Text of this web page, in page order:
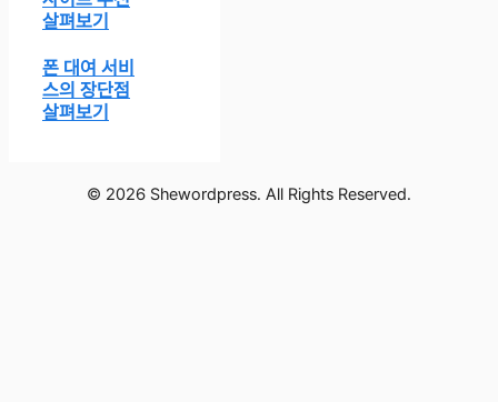
살펴보기
폰 대여 서비
스의 장단점
살펴보기
© 2026 Shewordpress. All Rights Reserved.